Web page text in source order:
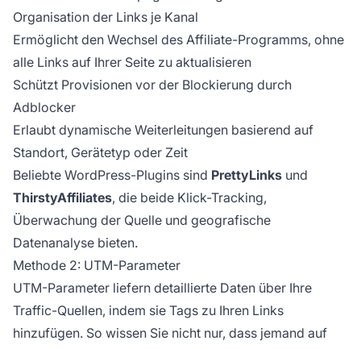
Organisation der Links je Kanal
Ermöglicht den Wechsel des Affiliate-Programms, ohne
alle Links auf Ihrer Seite zu aktualisieren
Schützt Provisionen vor der Blockierung durch
Adblocker
Erlaubt dynamische Weiterleitungen basierend auf
Standort, Gerätetyp oder Zeit
Beliebte WordPress-Plugins sind PrettyLinks und
ThirstyAffiliates, die beide Klick-Tracking,
Überwachung der Quelle und geografische
Datenanalyse bieten.
Methode 2: UTM-Parameter
UTM-Parameter liefern detaillierte Daten über Ihre
Traffic-Quellen, indem sie Tags zu Ihren Links
hinzufügen. So wissen Sie nicht nur, dass jemand auf